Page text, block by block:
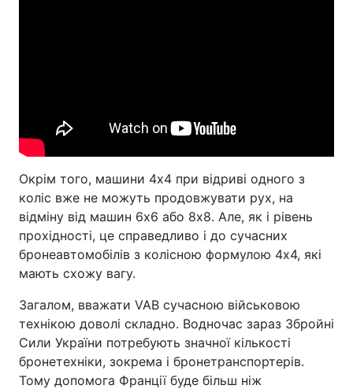
Окрім того, машини 4х4 при відриві одного з
коліс вже не можуть продовжувати рух, на
відміну від машин 6х6 або 8х8. Але, як і рівень
прохідності, це справедливо і до сучасних
бронеавтомобілів з колісною формулою 4х4, які
мають схожу вагу.
Загалом, вважати VAB сучасною військовою
технікою доволі складно. Водночас зараз Збройні
Сили України потребують значної кількості
бронетехніки, зокрема і бронетранспортерів.
Тому допомога Франції буде більш ніж